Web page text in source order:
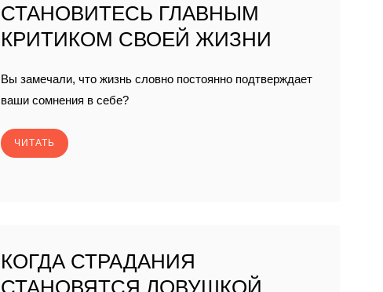
СТАНОВИТЕСЬ ГЛАВНЫМ
КРИТИКОМ СВОЕЙ ЖИЗНИ
Вы замечали, что жизнь словно постоянно подтверждает
ваши сомнения в себе?
ЧИТАТЬ
КОГДА СТРАДАНИЯ
СТАНОВЯТСЯ ЛОВУШКОЙ